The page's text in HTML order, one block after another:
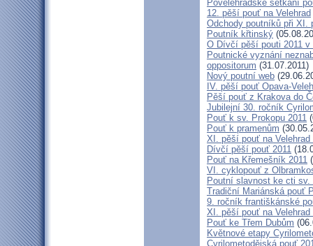
Povelehradské setkání
12. pěší pouť na Velehrad
Odchody poutníků při XI.
Poutník křtinský
O Dívčí pěší pouti 2011 v
Poutnické vyznání
oppositorum (31.07.2011)
Nový poutní web
IV. pěší pouť Opava-
Pěší pouť z Krakova do
Jubilejní 30. ročník
Pouť k sv. Prokopu 2011
Pouť k pramenům
XI. pěší pouť na Velehrad
Dívčí pěší pouť 2011
Pouť na Křemešník 2011
VI. cyklopouť z
Poutní slavnost ke cti sv.
Tradiční Mariánská pouť
9. ročník františkánské
XI. pěší pouť na
Pouť ke Třem Dubům
Květnové etapy
Cyrilometodějská pouť